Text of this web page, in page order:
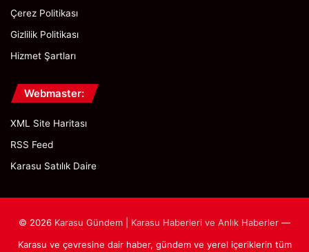
Çerez Politikası
Gizlilik Politikası
Hizmet Şartları
Webmaster:
XML Site Haritası
RSS Feed
Karasu Satılık Daire
© 2026 Karasu Gündem | Karasu Haberleri ve Anlık Haberler —
Karasu ve çevresine dair haber, gündem ve yerel içeriklerin tüm